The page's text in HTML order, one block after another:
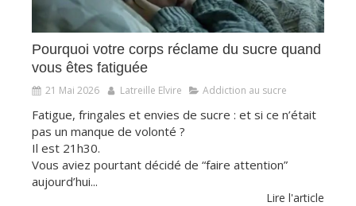
Pourquoi votre corps réclame du sucre quand
vous êtes fatiguée
21 Mai 2026 Latreille Elvire Addiction au sucre
Fatigue, fringales et envies de sucre : et si ce n’était
pas un manque de volonté ?
Il est 21h30.
Vous aviez pourtant décidé de “faire attention”
aujourd’hui...
Lire l'article